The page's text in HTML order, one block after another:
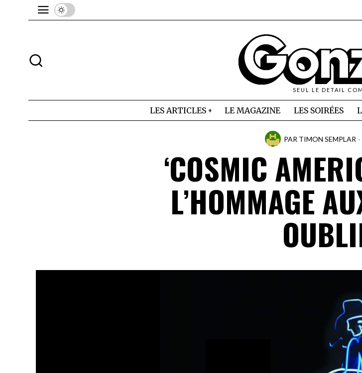
SEUL LE DETAIL
LES ARTICLES LE MAGAZINE LES SOIRÉES
PAR TIMON SEMPLAR
‘COSMIC
L’HOMMAGE